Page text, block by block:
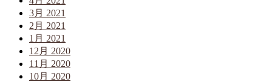
3月 2021
2月 2021
1月 2021
12月 2020
11月 2020
10月 2020